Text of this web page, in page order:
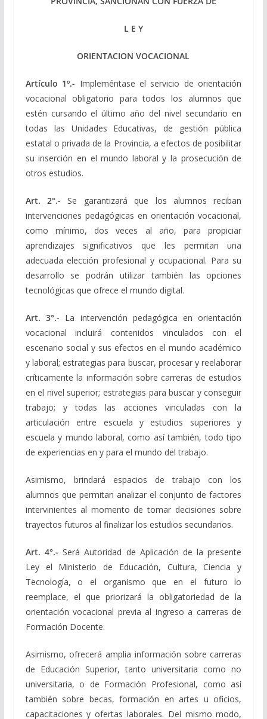
L E Y
ORIENTACION VOCACIONAL
Artículo 1º.- Impleméntase el servicio de orientación
vocacional obligatorio para todos los alumnos que
estén cursando el último año del nivel secundario en
todas las Unidades Educativas, de gestión pública
estatal o privada de la Provincia, a efectos de posibilitar
su inserción en el mundo laboral y la prosecución de
otros estudios.
Art. 2°.- Se garantizará que los alumnos reciban
intervenciones pedagógicas en orientación vocacional,
como mínimo, dos veces al año, para propiciar
aprendizajes significativos que les permitan una
adecuada elección profesional y ocupacional. Para su
desarrollo se podrán utilizar también las opciones
tecnológicas que ofrece el mundo digital.
Art. 3°.- La intervención pedagógica en orientación
vocacional incluirá contenidos vinculados con el
escenario social y sus efectos en el mundo académico
y laboral; estrategias para buscar, procesar y reelaborar
críticamente la información sobre carreras de estudios
en el nivel superior; estrategias para buscar y conseguir
trabajo; y todas las acciones vinculadas con la
articulación entre escuela y estudios superiores y
escuela y mundo laboral, como así también, todo tipo
de experiencias en y para el mundo del trabajo.
Asimismo, brindará espacios de trabajo con los
alumnos que permitan analizar el conjunto de factores
intervinientes al momento de tomar decisiones sobre
trayectos futuros al finalizar los estudios secundarios.
Art. 4°.- Será Autoridad de Aplicación de la presente
Ley el Ministerio de Educación, Cultura, Ciencia y
Tecnología, o el organismo que en el futuro lo
reemplace, el que priorizará la obligatoriedad de la
orientación vocacional previa al ingreso a carreras de
Formación Docente.
Asimismo, ofrecerá amplia información sobre carreras
de Educación Superior, tanto universitaria como no
universitaria, o de Formación Profesional, como así
también sobre becas, formación en artes u oficios,
capacitaciones y ofertas laborales. Del mismo modo,